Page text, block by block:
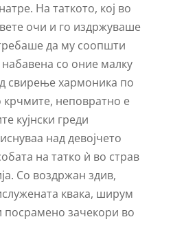
На таткото, кој во
очи и го издржуваше
да му соопшти
набавена со оние малку
свирење хармоника по
крчмите, неповратно е
кујнски греди
над девојчето
на татко ѝ во страв
Со воздржан здив,
квака, ширум
посрамено зачекори во